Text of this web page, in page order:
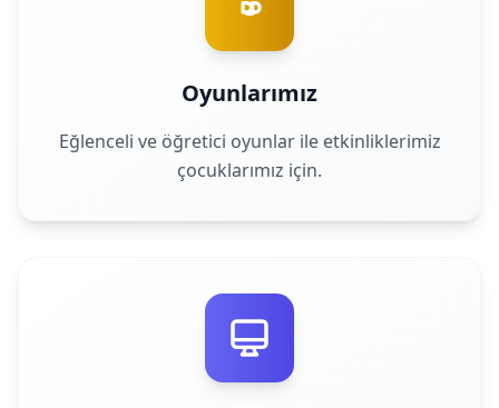
Oyunlarımız
Eğlenceli ve öğretici oyunlar ile etkinliklerimiz
çocuklarımız için.